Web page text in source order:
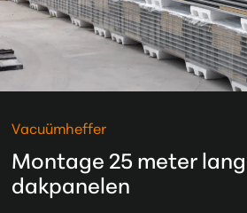
Vacuümheffer
Montage 25 meter
dakpanelen